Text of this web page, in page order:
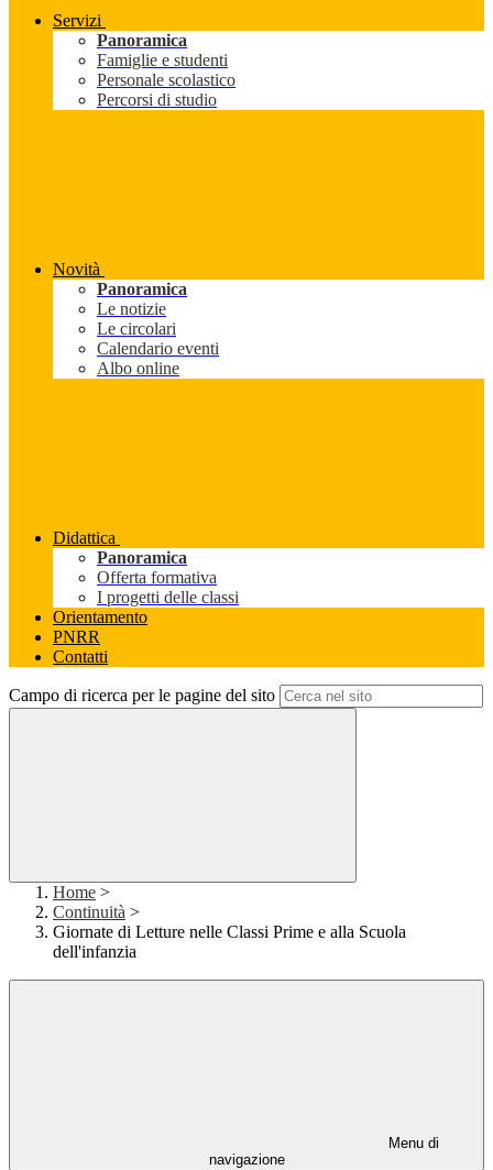
Servizi
Panoramica
Famiglie e studenti
Personale scolastico
Percorsi di studio
Novità
Panoramica
Le notizie
Le circolari
Calendario eventi
Albo online
Didattica
Panoramica
Offerta formativa
I progetti delle classi
Orientamento
PNRR
Contatti
Campo di ricerca per le pagine del sito
Home >
Continuità >
Giornate di Letture nelle Classi Prime e alla Scuola
dell'infanzia
Menu di
navigazione